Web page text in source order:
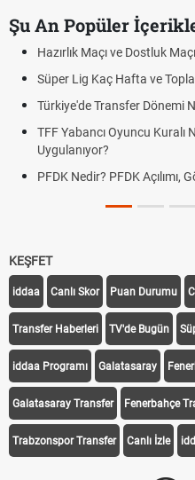
Şu An Popüler
Hazırlık Maçı ve Dostluk
Süper Lig Kaç Hafta ve
Türkiye'de Transfer Dönemi
TFF Yabancı Oyuncu Kuralı
Uygulanıyor?
PFDK Nedir? PFDK Açılımı,
KEŞFET
iddaa Canlı Skor Puan Durumu
Transfer Haberleri TV'de Bugün
iddaa Programı Galatasaray
Galatasaray Transfer Fenerbahçe
Trabzonspor Transfer Canlı İzle